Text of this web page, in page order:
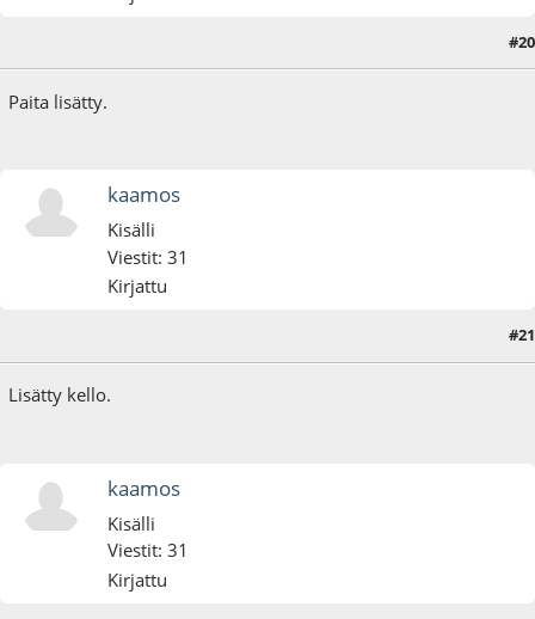
#20
Paita lisätty.
kaamos
Kisälli
Viestit: 31
Kirjattu
#21
Lisätty kello.
kaamos
Kisälli
Viestit: 31
Kirjattu